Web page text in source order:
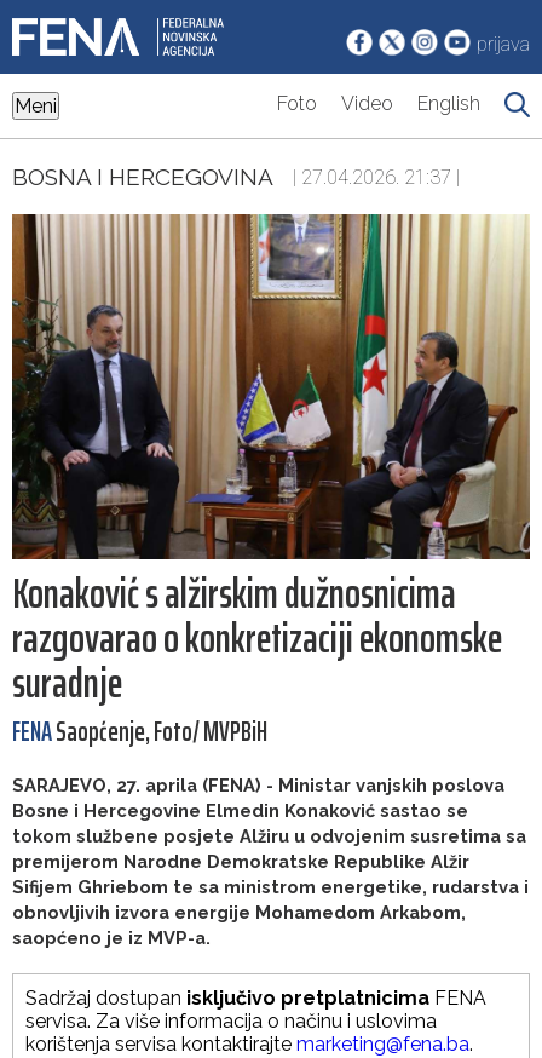
prijava
Meni Foto Video English
BOSNA I HERCEGOVINA | 27.04.2026. 21:37 |
Konaković s alžirskim dužnosnicima
razgovarao o konkretizaciji ekonomske
suradnje
FENASaopćenje, Foto/ MVPBiH
SARAJEVO, 27. aprila (FENA) - Ministar vanjskih poslova
Bosne i Hercegovine Elmedin Konaković sastao se
tokom službene posjete Alžiru u odvojenim susretima sa
premijerom Narodne Demokratske Republike Alžir
Sifijem Ghriebom te sa ministrom energetike, rudarstva i
obnovljivih izvora energije Mohamedom Arkabom,
saopćeno je iz MVP-a.
Sadržaj dostupan isključivo pretplatnicima FENA
servisa. Za više informacija o načinu i uslovima
korištenja servisa kontaktirajte marketing@fena.ba.